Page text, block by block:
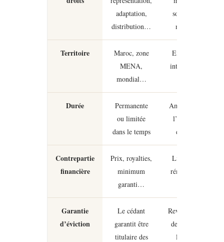
adaptation,
distribution…
sont réputés
non cédés
Territoire
Maroc, zone
MENA,
mondial…
Exploitation
internationale
Durée
Permanente
ou limitée
dans le temps
Ambiguïté sur
l’expiration
des droits
Contrepartie
financière
Prix, royalties,
minimum
garanti…
Litige sur la
rémunération
Garantie
d’éviction
Le cédant
garantit être
titulaire des
Revendications
de tiers après
la cession